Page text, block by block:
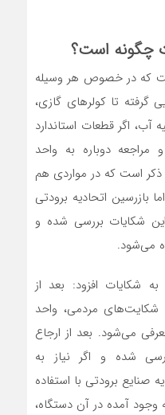
چگونه است؟
که در خصوص هر وسیله
تا کولرهای گازی،
اگر قطعات استاندارد
دوباره به واحد
ذکر است که در مواردی هم
بازرسین اتحادیه برودتی
شکایات بررسی شده و
می‌شود.
افزود: بعد از
شکایت‌های مردمی، واحد
می‌شود. بعد از ارجاع
شده و اگر نیاز به
صنایع برودتی با استفاده
آمده در آن دستگاه،